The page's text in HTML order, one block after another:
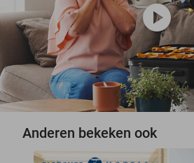
play_circle
Anderen bekeken ook